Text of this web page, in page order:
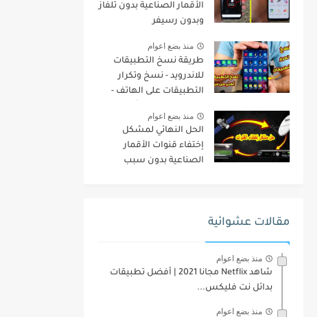
الأقمار الصناعية بدون تلفاز
وبدون رسيفر
منذ بضع اعوام
طريقة نسخ التطبيقات
للاندرويد - نسخ وتكرار
التطبيقات على الهاتف -
مرة
منذ بضع اعوام
الحل النهائي لمشكل
إختفاء قنوات الأقمار
الصناعية بدون سبب
مقالات عشوائية
منذ بضع اعوام
شاهد Netflix مجانا 2021 | أفضل تطبيقات
بدائل نت فليكس...
منذ بضع اعوام